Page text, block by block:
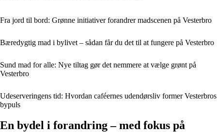
Fra jord til bord: Grønne initiativer forandrer madscenen på Vesterbro
Bæredygtig mad i bylivet – sådan får du det til at fungere på Vesterbro
Sund mad for alle: Nye tiltag gør det nemmere at vælge grønt på
Vesterbro
Udeserveringens tid: Hvordan caféernes udendørsliv former Vesterbros
bypuls
En bydel i forandring – med fokus på